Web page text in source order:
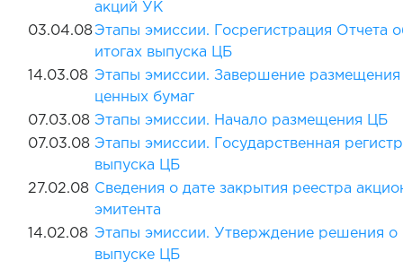
акций УК
03.04.08Этапы эмиссии. Госрегистрация Отчета
итогах выпуска ЦБ
14.03.08 Этапы эмиссии. Завершение размещения
ценных бумаг
07.03.08 Этапы эмиссии. Начало размещения ЦБ
07.03.08 Этапы эмиссии. Государственная
выпуска ЦБ
27.02.08 Сведения о дате закрытия реестра
эмитента
14.02.08 Этапы эмиссии. Утверждение решения о
выпуске ЦБ